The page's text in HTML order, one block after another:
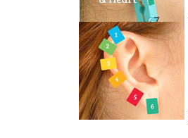
7.